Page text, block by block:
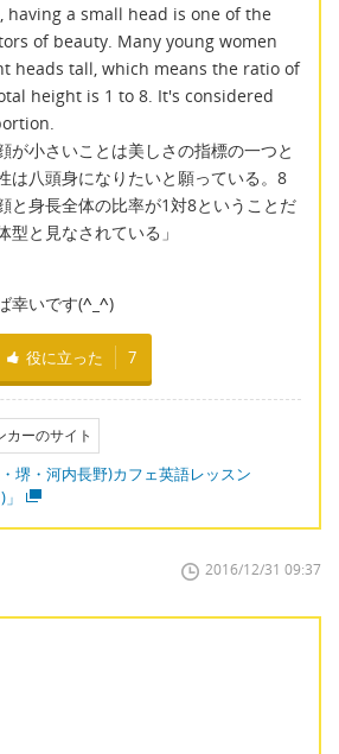
having a small head is one of the
of beauty. Many young women
heads tall, which means the ratio of
height is 1 to 8. It's considered
が小さいことは美しさの指標の一つと
は八頭身になりたいと願っている。8
と身長全体の比率が1対8ということだ
と見なされている」
幸いです(^_^)
役に立った 7
カーのサイト
・堺・河内長野)カフェ英語レッスン
2016/12/31 09:37